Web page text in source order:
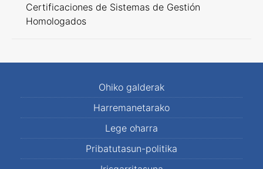
Certificaciones de Sistemas de Gestión
Homologados
Ohiko galderak
Harremanetarako
Lege oharra
Pribatutasun-politika